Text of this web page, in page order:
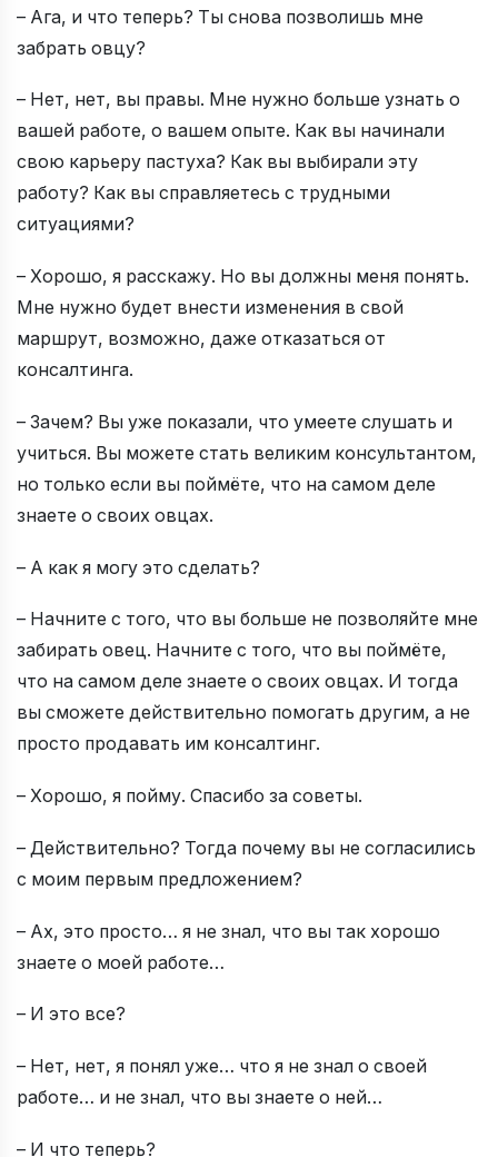
– Ага, и что теперь? Ты снова позволишь мне
забрать овцу?
– Нет, нет, вы правы. Мне нужно больше узнать о
вашей работе, о вашем опыте. Как вы начинали
свою карьеру пастуха? Как вы выбирали эту
работу? Как вы справляетесь с трудными
ситуациями?
– Хорошо, я расскажу. Но вы должны меня понять.
Мне нужно будет внести изменения в свой
маршрут, возможно, даже отказаться от
консалтинга.
– Зачем? Вы уже показали, что умеете слушать и
учиться. Вы можете стать великим консультантом,
но только если вы поймёте, что на самом деле
знаете о своих овцах.
– А как я могу это сделать?
– Начните с того, что вы больше не позволяйте мне
забирать овец. Начните с того, что вы поймёте,
что на самом деле знаете о своих овцах. И тогда
вы сможете действительно помогать другим, а не
просто продавать им консалтинг.
– Хорошо, я пойму. Спасибо за советы.
– Действительно? Тогда почему вы не согласились
с моим первым предложением?
– Ах, это просто… я не знал, что вы так хорошо
знаете о моей работе…
– И это все?
– Нет, нет, я понял уже… что я не знал о своей
работе… и не знал, что вы знаете о ней…
– И что теперь?